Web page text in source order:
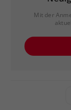
Mit der